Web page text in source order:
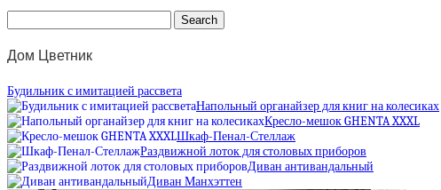
Дом Цветник
Будильник с имитацией рассвета
Напольный органайзер для книг на колесиках
Кресло-мешок GHENTA XXXL
Шкаф-Пенал-Стеллаж
Раздвижной лоток для столовых приборов
Диван антивандальный
Диван Манхэттен